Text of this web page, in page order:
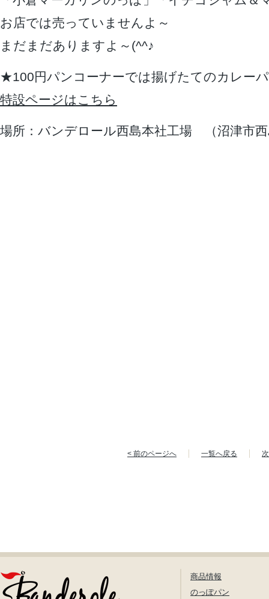
お店では売っていませんよ～
まだまだありますよ～(^^♪
★100円パンコーナーでは揚げたてのカレー
特設ページはこちら
場所：バンデロール西島本社工場 （沼津市
< 前のページへ 一覧へ戻る
商品情報
のっぽパン